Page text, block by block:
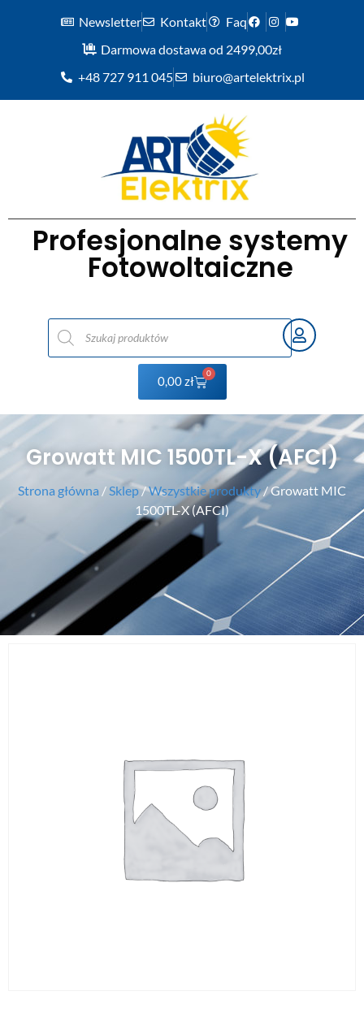
Newsletter Kontakt
Faq
Darmowa dostawa od 2499,00zł
+48 727 911 045
biuro@artelektrix.pl
Profesjonalne systemy
Fotowoltaiczne
0,00zł
0
Growatt MIC 1500TL-X (AFCI)
Strona główna / Sklep/Wszystkie produkty/ Growatt MIC
1500TL-X (AFCI)